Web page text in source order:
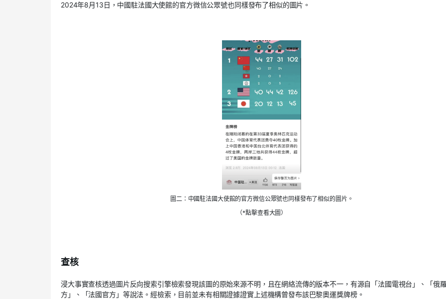
2024年8月13日，中國駐法國大使館的官方微信公眾號也同樣發布了相似的圖片。
圖二：中國駐法國大使館的官方微信公眾號也同樣發布了相似的圖片。
（*點擊查看大圖）
查核
浸大事實查核透過圖片反向搜索引擎檢索發現該圖的原始來源不明，且在網絡流傳的版本不一，有源自「法國電視台」、「俄
方」、「法國官方」等說法。經檢索，目前並未有相關證據證實上述機構曾發布該巴黎奧運獎牌榜。